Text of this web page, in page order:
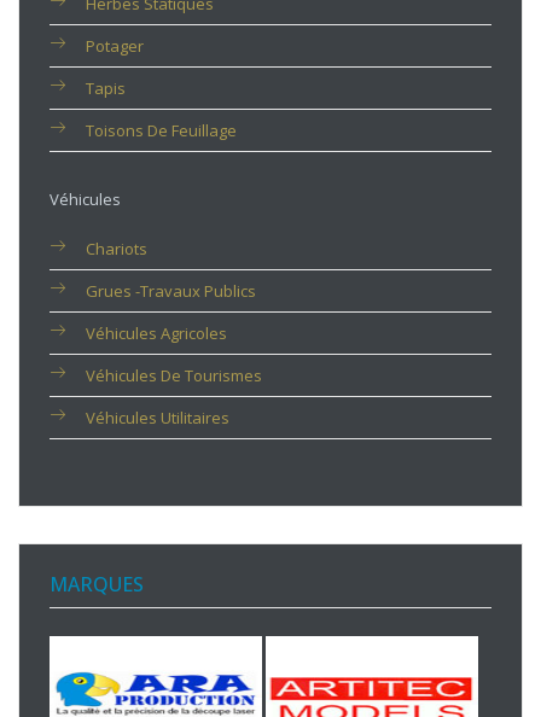
Potager
Tapis
Toisons De Feuillage
Véhicules
Chariots
Grues -travaux Publics
Véhicules Agricoles
Véhicules De Tourismes
Véhicules Utilitaires
MARQUES